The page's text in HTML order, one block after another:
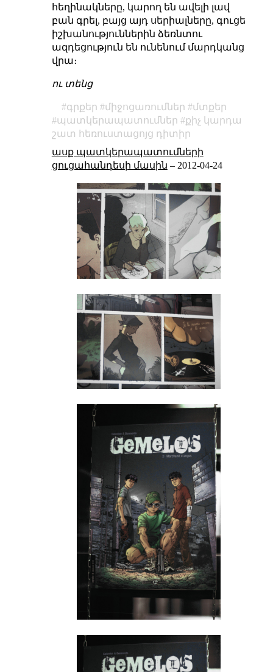
հեղինակները, կարող են ավելի լավ
բան գրել, բայց այդ սերիալները, գուցե
իշխանություններին ձեռնտու
ազդեցություն են ունենում մարդկանց
վրա։
ու տենց
գրքեր միջոցառումներ
մտքեր
պատկերապատումներ
քիչ կարդա
շատ հեռուստացոյց դիտիր
ասք պատկերապատումների
ցուցահանդեսի մասին – 2012-04-24